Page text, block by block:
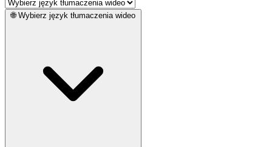
🌐 Wybierz język tłumaczenia wideo